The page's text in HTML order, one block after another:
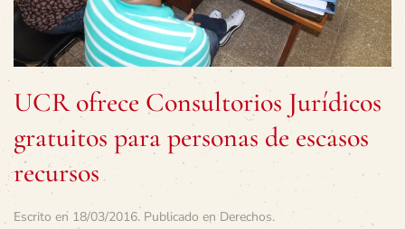
UCR ofrece Consultorios Jurídicos
gratuitos para personas de escasos
recursos
Escrito en 18/03/2016. Publicado en Derechos.